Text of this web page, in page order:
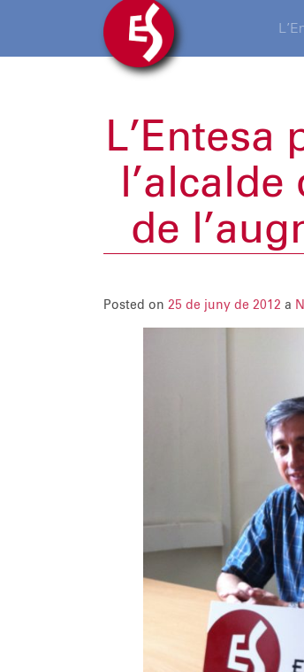
de
Posted on 25 de juny de 2012 a